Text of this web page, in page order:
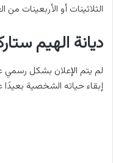
الثلاثينات أو الأربعينات من
ديانة الهيم
لم يتم الإعلان بشكل
إبقاء حياته الشخصية بعيدًا